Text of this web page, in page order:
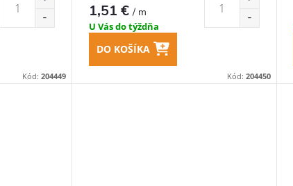
Kód:204449
1,51 €/ m
U Vás do týždňa
DO KOŠÍKA
Kód: 204450